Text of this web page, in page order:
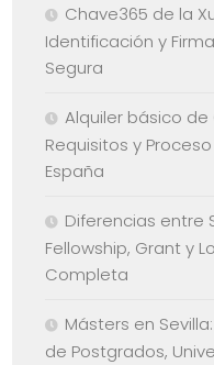
Chave365 de la
Identificación y
Segura
Alquiler básico de
Requisitos y
España
Diferencias entre
Fellowship, Grant y
Completa
Másters en
de Postgrados,